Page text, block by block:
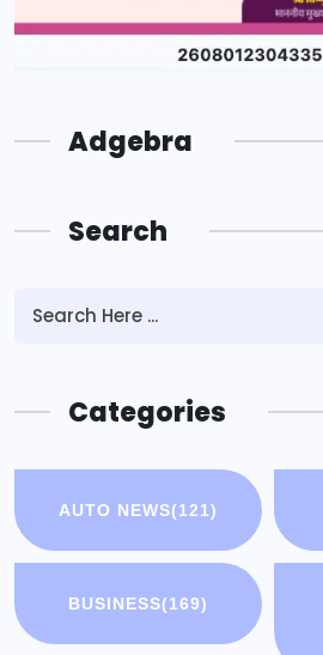
Adgebra
Search
Categories
AUTO NEWS(121)
BUSINESS(169)